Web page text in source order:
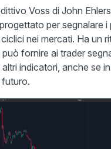
Voss di John
per segnalare i
nei mercati. Ha un
fornire ai trader
indicatori, anche se